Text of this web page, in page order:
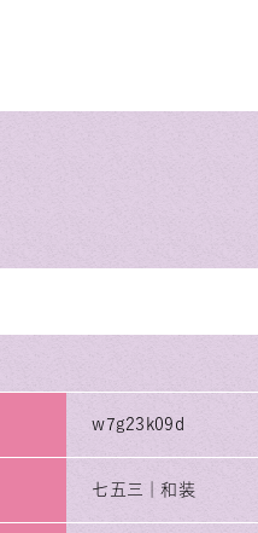
w7g23k09d
七五三｜和装